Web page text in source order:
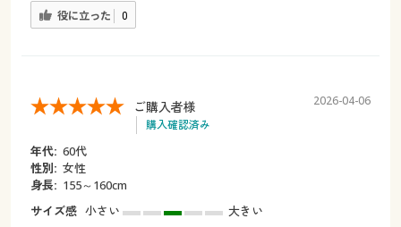
役に立った 0
ご購入者様
購入確認済み
2026-04-06
年代: 60代
性別: 女性
身長: 155～160cm
サイズ感 小さい
大きい